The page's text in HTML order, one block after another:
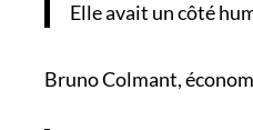
Elle avait un côté
Bruno Colmant,